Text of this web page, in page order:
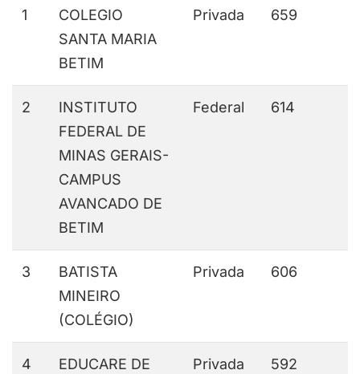
1
COLEGIO
SANTA MARIA
BETIM
Privada 659
2
INSTITUTO
FEDERAL DE
MINAS GERAIS-
CAMPUS
AVANCADO DE
BETIM
Federal 614
3
BATISTA
MINEIRO
(COLÉGIO)
Privada 606
4
EDUCARE DE
Privada 592